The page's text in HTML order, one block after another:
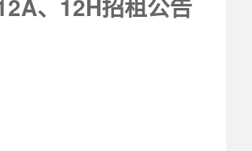
、12H招租公告